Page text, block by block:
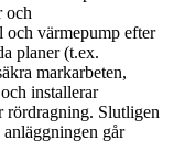
och
och värmepump efter
planer (t.ex.
markarbeten,
installerar
rördragning. Slutligen
går